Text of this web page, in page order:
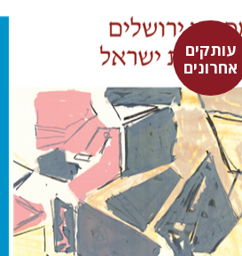
עותקים
אחרונים
מארן ר' ניהוף